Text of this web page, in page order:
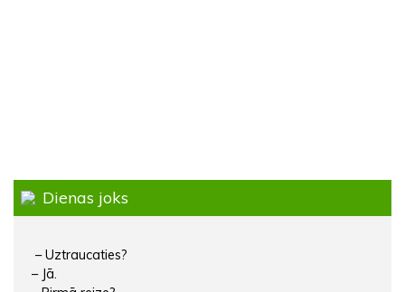
Dienas joks
– Uztraucaties?
– Jā.